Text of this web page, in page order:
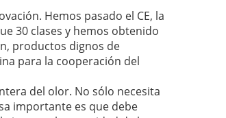
Hemos pasado el CE, la
30 clases y hemos obtenido
productos dignos de
para la cooperación del
del olor. No sólo necesita
importante es que debe